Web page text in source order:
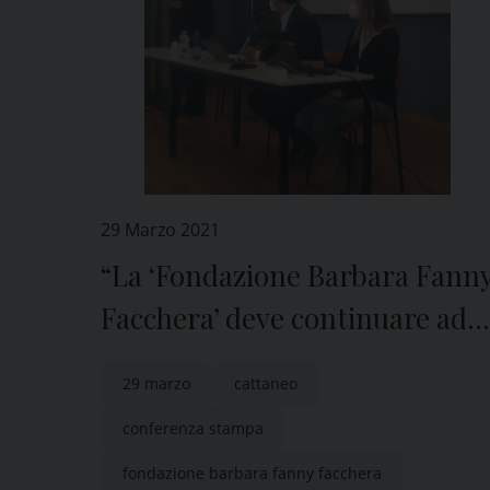
29 Marzo 2021
“La ‘Fondazione Barbara
Facchera’ deve continuare ad
29 marzo cattaneo
conferenza stampa
fondazione barbara fanny facchera